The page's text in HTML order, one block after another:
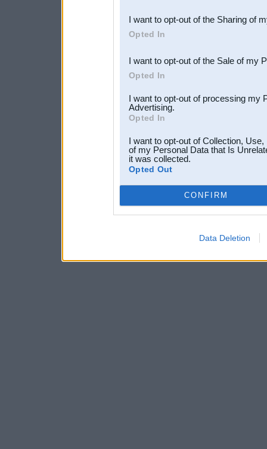
Downstream Participants
third parties.
I want to opt-out of the Sharing of
Opted In
I want to opt-out of the Sale of my
Opted In
I want to opt-out of processing my
Advertising.
Opted In
I want to opt-out of Collection,
of my Personal Data that Is
it was collected.
Opted Out
CONFIRM
Data Deletion